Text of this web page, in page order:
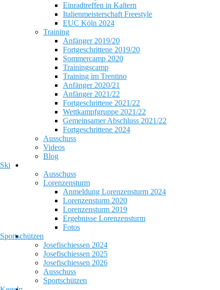
Einradtreffen in Kaltern
Italienmeisterschaft Freestyle
EUC Köln 2024
Training
Anfänger 2019/20
Fortgeschrittene 2019/20
Sommercamp 2020
Trainingscamp
Training im Trentino
Anfänger 2020/21
Anfänger 2021/22
Fortgeschrittene 2021/22
Wettkampfgruppe 2021/22
Gemeinsamer Abschluss 2021/22
Fortgeschrittene 2024
Ausschuss
Videos
Blog
Ski
Ausschuss
Lorenzensturm
Anmeldung Lorenzensturm 2024
Lorenzensturm 2020
Lorenzensturm 2019
Ergebnisse Lorenzensturm
Fotos
Sportschützen
Josefischiessen 2024
Josefischiessen 2025
Josefischiessen 2026
Ausschuss
Sportschützen